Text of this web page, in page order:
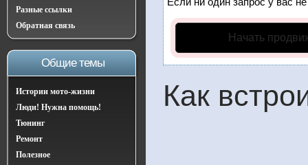
Разные ссылки
Обратная связь
Общие темы
Истории мото-жизни
Люди! Нужна помощь!
Тюнинг
Ремонт
Полезное
Начать
Как